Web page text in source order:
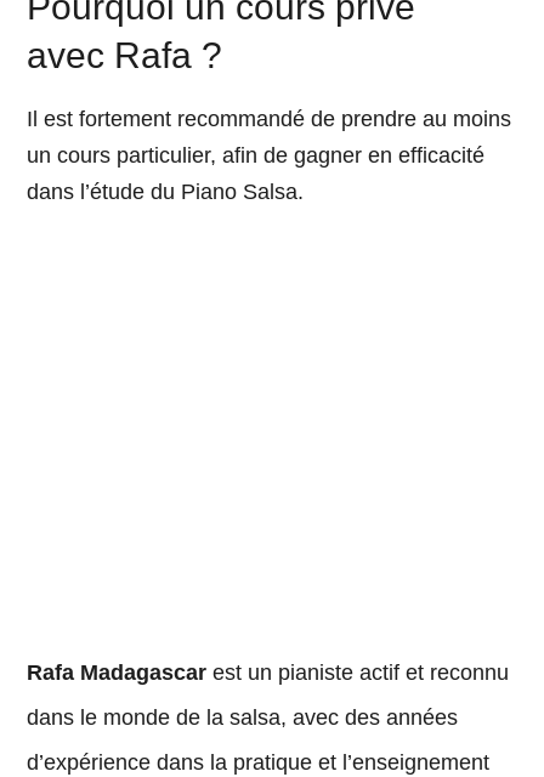
avec Rafa ?
Il est fortement recommandé de prendre au moins
un cours particulier, afin de gagner en efficacité
dans l’étude du Piano Salsa.
Rafa Madagascar est un pianiste actif et reconnu
dans le monde de la salsa, avec des années
d’expérience dans la pratique et l’enseignement